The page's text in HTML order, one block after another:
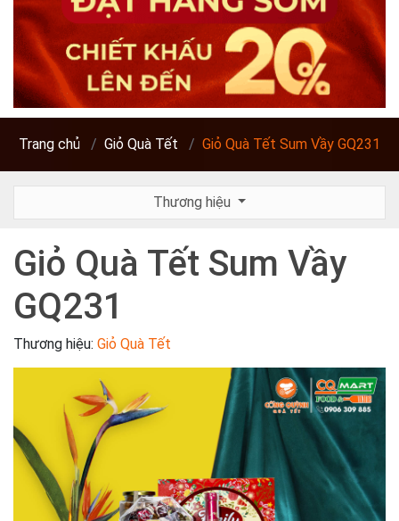
Trang chủ Giỏ Quà Tết Giỏ Quà Tết Sum Vầy GQ231
Thương hiệu
Giỏ Quà Tết Sum Vầy
GQ231
Thương hiệu: Giỏ Quà Tết